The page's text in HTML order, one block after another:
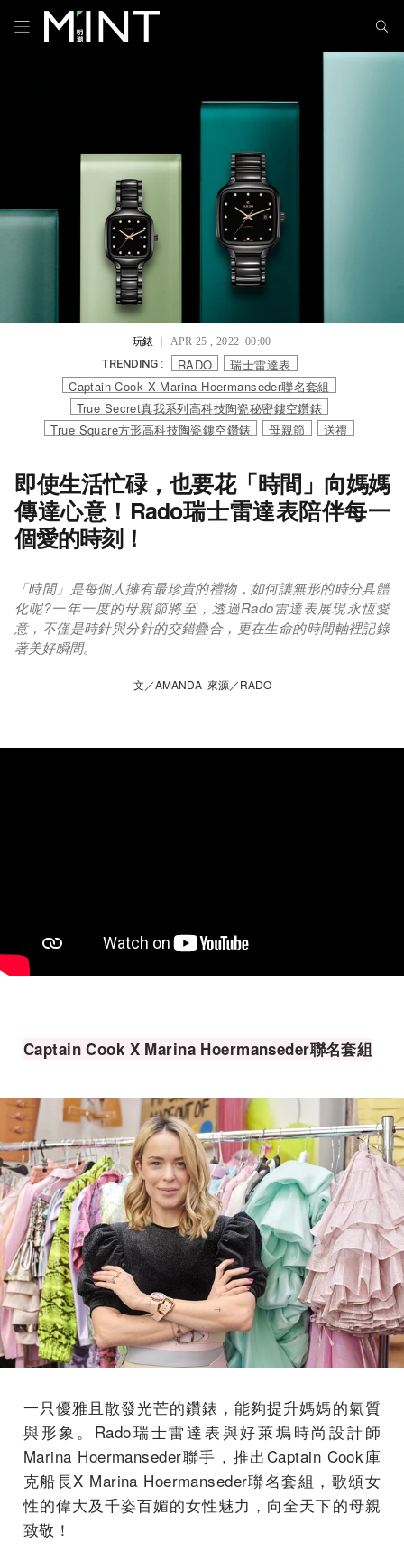
玩錶｜ APR 25 , 2022 00:00
TRENDING : RADO
瑞士雷達表
Captain Cook X Marina Hoermanseder聯名套組
True Secret真我系列高科技陶瓷秘密鏤空鑽錶
True Square方形高科技陶瓷鏤空鑽錶
母親節 送禮
即使生活忙碌，也要花「時間」向媽媽
傳達心意！Rado瑞士雷達表陪伴每一
個愛的時刻！
「時間」是每個人擁有最珍貴的禮物，如何讓無形的時分具體
化呢?一年一度的母親節將至，透過Rado雷達表展現永恆愛
意，不僅是時針與分針的交錯疊合，更在生命的時間軸裡記錄
著美好瞬間。
文／AMANDA 來源／RADO
Captain Cook X Marina Hoermanseder聯名套組
一只優雅且散發光芒的鑽錶，能夠提升媽媽的氣質
與形象。Rado瑞士雷達表與好萊塢時尚設計師
Marina Hoermanseder聯手，推出Captain Cook庫
克船長X Marina Hoermanseder聯名套組，歌頌女
性的偉大及千姿百媚的女性魅力，向全天下的母親
致敬！